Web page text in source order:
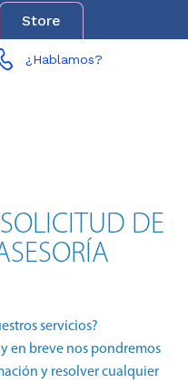
Store
¿Hablamos?
DE
servicios?
en breve nos pondremos
y resolver cualquier